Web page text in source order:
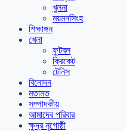
খুলনা
ময়মনসিংহ
শিক্ষাঙ্গন
খেলা
ফুটবল
ক্রিকেট
টেনিস
বিনোদন
মতামত
সম্পাদকীয়
আমাদের পরিবার
ক্ষুদ্র নৃগোষ্ঠী